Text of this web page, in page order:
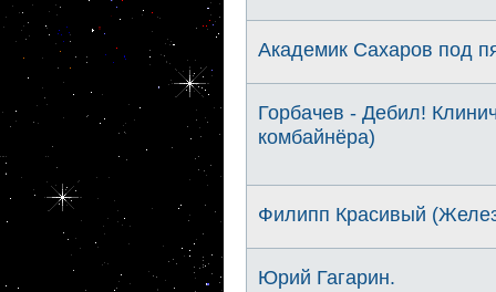
Академик Сахаров под
Горбачев - Дебил!
комбайнёра)
Филипп Красивый
Юрий Гагарин.